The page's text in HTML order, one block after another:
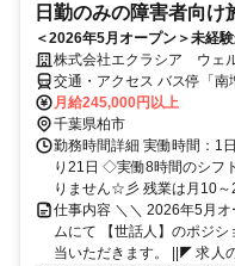
日勤のみの障害者向け
＜2026年5月オープン＞未経
株式会社エクラシア ウェ
交通・アクセス バス停「
で8分
月給245,000円以上
千葉県柏市
勤務時間詳細 実働時間：1
り21日 ◇実働8時間のシフ
りません☆彡 残業は月10～
仕事内容 ＼＼ 2026年5月
ムにて 【世話人】のポジシ
当いただきます。 ||◤ 求人